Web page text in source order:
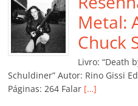
o
o
k
p
p
Metal:
Chuck
Livro: “Death
Schuldiner” Autor: Rino Gissi
Páginas: 264 Falar […]